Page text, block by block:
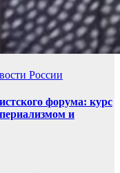
России
форума: курс
и